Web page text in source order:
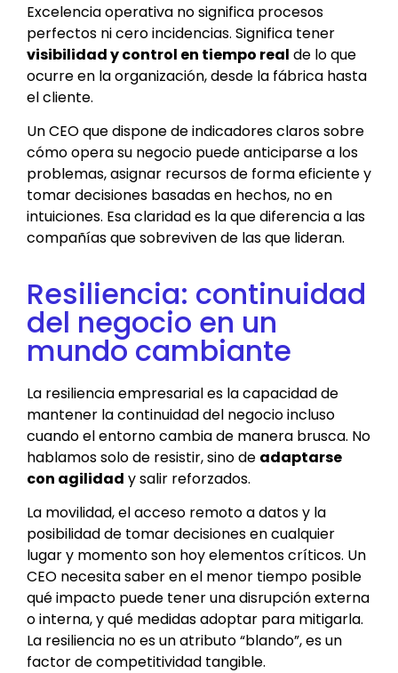
Excelencia operativa no significa procesos
perfectos ni cero incidencias. Significa tener
visibilidad y control en tiempo real de lo que
ocurre en la organización, desde la fábrica hasta
el cliente.
Un CEO que dispone de indicadores claros sobre
cómo opera su negocio puede anticiparse a los
problemas, asignar recursos de forma eficiente y
tomar decisiones basadas en hechos, no en
intuiciones. Esa claridad es la que diferencia a las
compañías que sobreviven de las que lideran.
Resiliencia: continuidad
del negocio en un
mundo cambiante
La resiliencia empresarial es la capacidad de
mantener la continuidad del negocio incluso
cuando el entorno cambia de manera brusca. No
hablamos solo de resistir, sino de adaptarse
con agilidad y salir reforzados.
La movilidad, el acceso remoto a datos y la
posibilidad de tomar decisiones en cualquier
lugar y momento son hoy elementos críticos. Un
CEO necesita saber en el menor tiempo posible
qué impacto puede tener una disrupción externa
o interna, y qué medidas adoptar para mitigarla.
La resiliencia no es un atributo “blando”, es un
factor de competitividad tangible.